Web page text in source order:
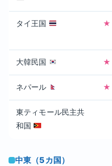
タイ王国 ★
大韓民国 ★
ネパール ★
東ティモール民主共
和国
中東（5カ国）